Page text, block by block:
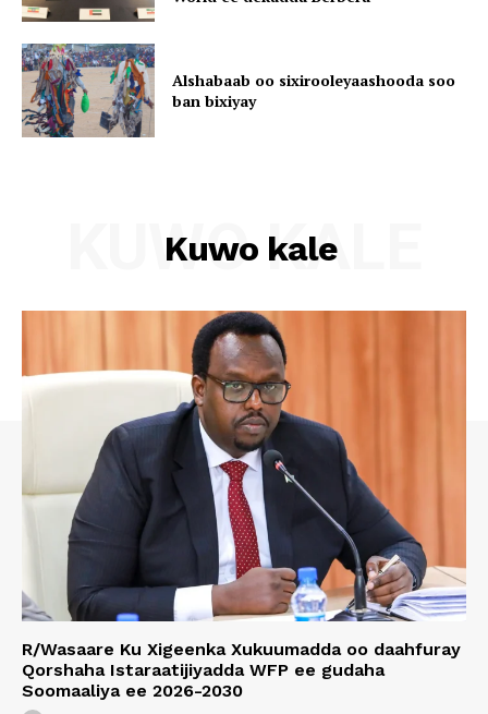
Alshabaab oo sixirooleyaashooda soo
ban bixiyay
Kuwo kale
KUWO KALE
R/Wasaare Ku Xigeenka Xukuumadda oo daahfuray
Qorshaha Istaraatijiyadda WFP ee gudaha
Soomaaliya ee 2026-2030